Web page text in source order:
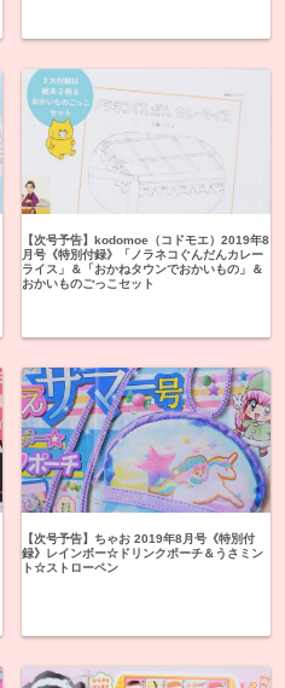
【次号予告】kodomoe（コドモエ）2019年8
月号《特別付録》「ノラネコぐんだんカレー
ライス」＆「おかねタウンでおかいもの」＆
おかいものごっこセット
【次号予告】ちゃお 2019年8月号《特別付
録》レインボー☆ドリンクポーチ＆うさミン
ト☆ストローペン